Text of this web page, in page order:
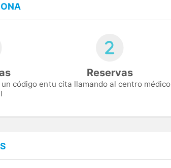
código en
Reservas
tu cita llamando al centro médico